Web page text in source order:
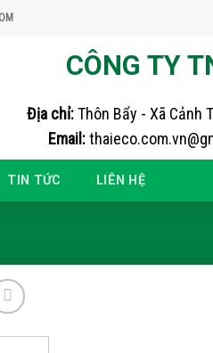
CÔNG TY
Địa chỉ:Thôn Bẩy - Xã Cảnh
Email:
TIN TỨC LIÊN HỆ